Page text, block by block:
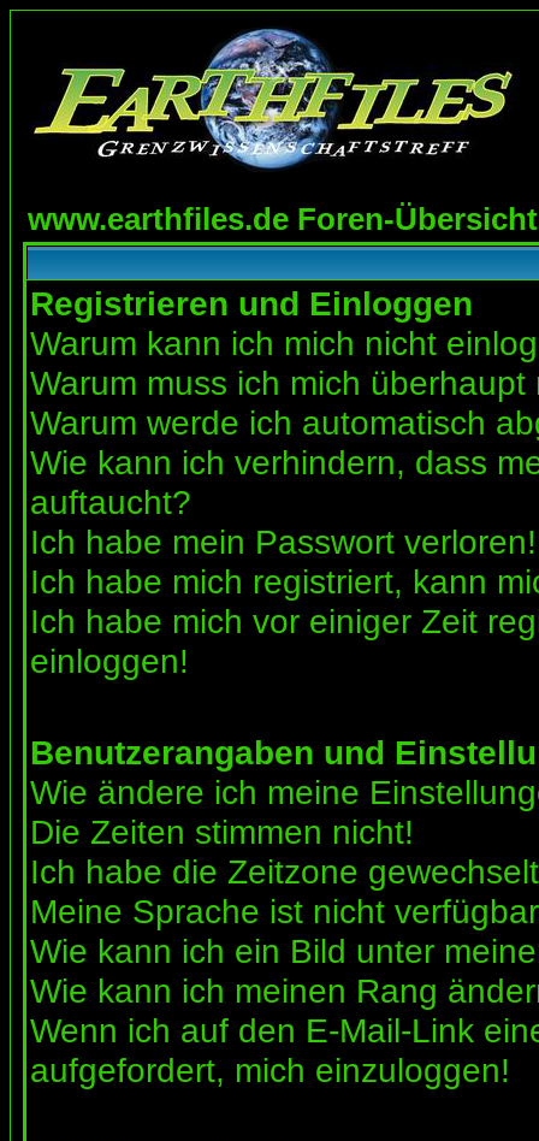
www.earthfiles.de Foren-Übersicht
Registrieren und Einloggen
Warum kann ich mich nicht
Warum muss ich mich überhaupt
Warum werde ich automatisch
Wie kann ich verhindern, dass
auftaucht?
Ich habe mein Passwort verloren!
Ich habe mich registriert, kann
Ich habe mich vor einiger Zeit
einloggen!
Benutzerangaben und
Wie ändere ich meine
Die Zeiten stimmen nicht!
Ich habe die Zeitzone
Meine Sprache ist nicht
Wie kann ich ein Bild unter
Wie kann ich meinen Rang
Wenn ich auf den E-Mail-Link
aufgefordert, mich einzuloggen!